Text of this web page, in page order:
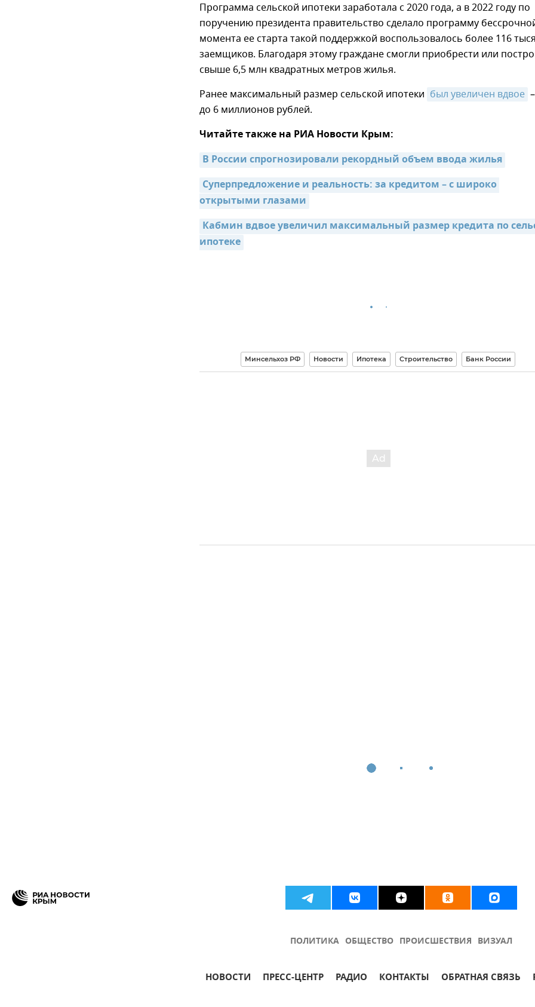
Программа сельской ипотеки заработала с 2020 года, а в 2022 году по
поручению президента правительство сделало программу
момента ее старта такой поддержкой воспользовалось более 116
заемщиков. Благодаря этому граждане смогли приобрести или
свыше 6,5 млн квадратных метров жилья.
Ранее максимальный размер сельской ипотеки был увеличен вдвое
до 6 миллионов рублей.
Читайте также на РИА Новости Крым:
В России спрогнозировали рекордный объем ввода жилья
Суперпредложение и реальность: за кредитом – с широко
открытыми глазами
Кабмин вдвое увеличил максимальный размер кредита по
ипотеке
Минсельхоз РФ Новости Ипотека Строительство Банк России
ПОЛИТИКА ОБЩЕСТВО ПРОИСШЕСТВИЯ ВИЗУАЛ
НОВОСТИ ПРЕСС-ЦЕНТР РАДИО КОНТАКТЫ ОБРАТНАЯ СВЯЗЬ